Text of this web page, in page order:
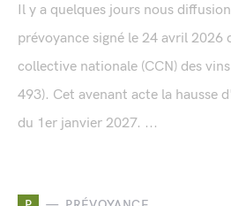
Il y a quelques jours nous
prévoyance signé le 24 avril 2026
collective nationale (CCN) des
493). Cet avenant acte la hausse
du 1er janvier 2027. ...